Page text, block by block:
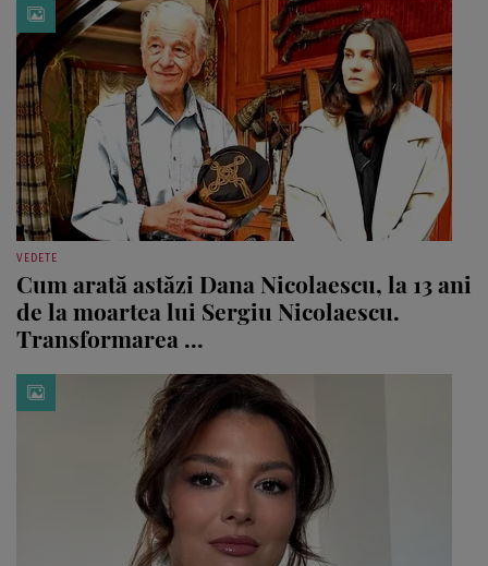
VEDETE
Cum arată astăzi Dana Nicolaescu, la 13 ani
de la moartea lui Sergiu Nicolaescu.
Transformarea ...